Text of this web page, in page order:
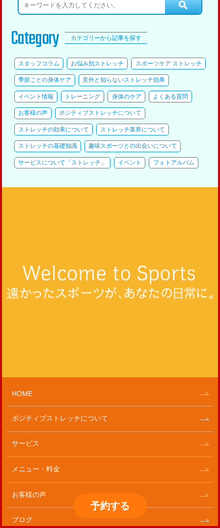
Category カテゴリーから記事を探す
スタッフコラム お悩み別ストレッチ スポーツケア ストレッチ
季節ごとの身体ケア 意外と知らないストレッチ効果
イベント情報 トレーニング 身体のケア よくある質問
お客様の声 ポジティブストレッチについて
ストレッチの効果について ストレッチ業界について
ストレッチの基礎知識 趣味スポーツとの出会いについて
サービスについて「ストレッチ」 イベント フォトアルバム
予約する
HOME
ポジティブストレッチについて
サービス
メニュー・料金
お客様の声
ブログ